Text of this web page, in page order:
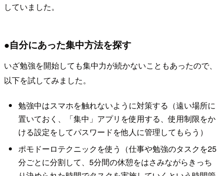
していました。
●自分にあった集中方法を探す
いざ勉強を開始しても集中力が続かないこともあったので、
以下を試してみました。
勉強中はスマホを触れないように対策する（遠い場所に
置いておく、「集中」アプリを使用する、使用制限をか
ける設定をしてパスワードを他人に管理してもらう）
ポモドーロテクニックを使う（仕事や勉強のタスクを25
分ごとに分割して、5分間の休憩をはさみながらきっち